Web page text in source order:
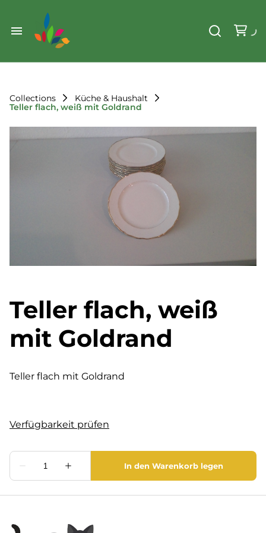
Start
Sortiment
Weihnachten
Werkzeug & Renovierung
Der Verein
Leihregeln
Standorte
Unser Team
Collections
Küche & Haushalt
Teller flach, weiß mit Goldrand
Teller flach, weiß
mit Goldrand
Teller flach mit Goldrand